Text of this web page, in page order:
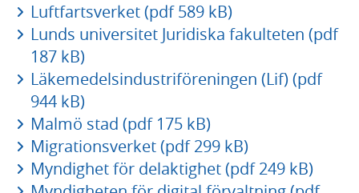
Luftfartsverket (pdf 589 kB)
Lunds universitet Juridiska fakulteten (pdf
187 kB)
Läkemedelsindustriföreningen (Lif) (pdf
944 kB)
Malmö stad (pdf 175 kB)
Migrationsverket (pdf 299 kB)
Myndighet för delaktighet (pdf 249 kB)